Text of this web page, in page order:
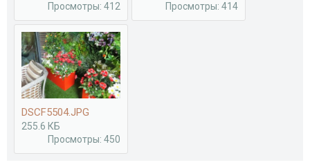
Просмотры: 412
Просмотры: 414
DSCF5504.JPG
255.6 КБ
Просмотры: 450